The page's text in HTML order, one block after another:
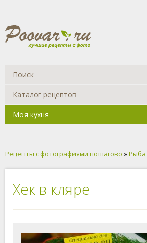
Каталог рецептов
Моя кухня
Рецепты с фотографиями пошагово »Рыба
Хек в кляре